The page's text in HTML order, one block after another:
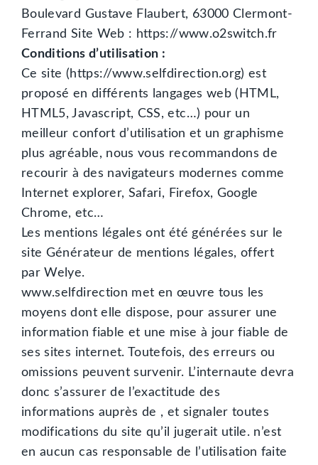
Boulevard Gustave Flaubert, 63000 Clermont-
Ferrand Site Web : https://www.o2switch.fr
Conditions d’utilisation :
Ce site (https://www.selfdirection.org) est
proposé en différents langages web (HTML,
HTML5, Javascript, CSS, etc…) pour un
meilleur confort d’utilisation et un graphisme
plus agréable, nous vous recommandons de
recourir à des navigateurs modernes comme
Internet explorer, Safari, Firefox, Google
Chrome, etc…
Les mentions légales ont été générées sur le
site Générateur de mentions légales, offert
par Welye.
www.selfdirection met en œuvre tous les
moyens dont elle dispose, pour assurer une
information fiable et une mise à jour fiable de
ses sites internet. Toutefois, des erreurs ou
omissions peuvent survenir. L’internaute devra
donc s’assurer de l’exactitude des
informations auprès de , et signaler toutes
modifications du site qu’il jugerait utile. n’est
en aucun cas responsable de l’utilisation faite